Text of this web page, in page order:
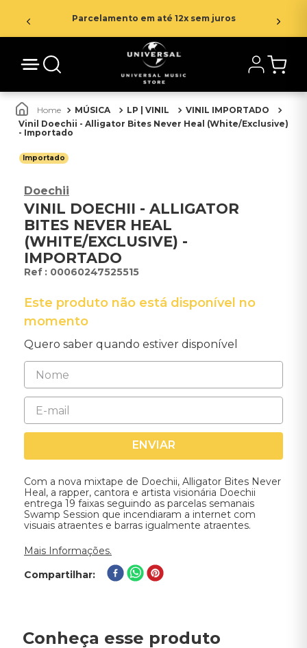
Parcelamento em até 12x sem juros
MÚSICA LP | VINIL
VINIL IMPORTADO
Vinil Doechii - Alligator Bites Never Heal (White/Exclusive)
- Importado
Importado
Doechii
VINIL DOECHII - ALLIGATOR
BITES NEVER HEAL
(WHITE/EXCLUSIVE) -
IMPORTADO
: 00060247525515
Este produto não está disponível no
momento
Quero saber quando estiver disponível
ENVIAR
Com a nova mixtape de Doechii, Alligator Bites Never
Heal, a rapper, cantora e artista visionária Doechii
entrega 19 faixas seguindo as parcelas semanais
Swamp Session que incendiaram a internet com
visuais atraentes e barras igualmente atraentes.
Mais Informações.
Compartilhar
Conheça esse produto